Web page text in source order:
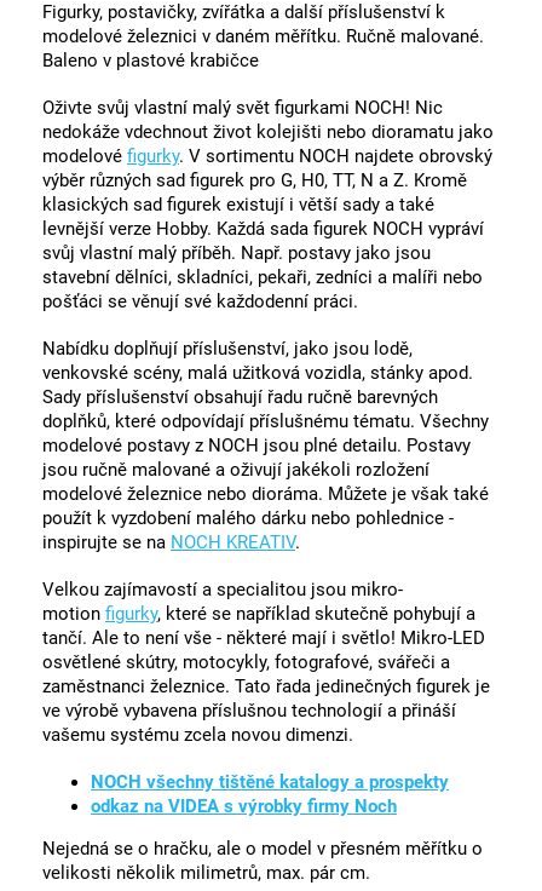
Figurky, postavičky, zvířátka a další příslušenství k
modelové železnici v daném měřítku. Ručně malované.
Baleno v plastové krabičce
Oživte svůj vlastní malý svět figurkami NOCH! Nic
nedokáže vdechnout život kolejišti nebo dioramatu jako
modelové figurky. V sortimentu NOCH najdete obrovský
výběr různých sad figurek pro G, H0, TT, N a Z. Kromě
klasických sad figurek existují i ​​větší sady a také
levnější verze Hobby. Každá sada figurek NOCH vypráví
svůj vlastní malý příběh. Např. postavy jako jsou
stavební dělníci, skladníci, pekaři, zedníci a malíři nebo
pošťáci se věnují své každodenní práci.
Nabídku doplňují příslušenství, jako jsou lodě,
venkovské scény, malá užitková vozidla, stánky apod.
Sady příslušenství obsahují řadu ručně barevných
doplňků, které odpovídají příslušnému tématu. Všechny
modelové postavy z NOCH jsou plné detailu. Postavy
jsou ručně malované a oživují jakékoli rozložení
modelové železnice nebo dioráma. Můžete je však také
použít k vyzdobení malého dárku nebo pohlednice -
inspirujte se na NOCH KREATIV.
Velkou zajímavostí a specialitou jsou mikro-
motion figurky, které se například skutečně pohybují a
tančí. Ale to není vše - některé mají i světlo! Mikro-LED
osvětlené skútry, motocykly, fotografové, svářeči a
zaměstnanci železnice. Tato řada jedinečných figurek je
ve výrobě vybavena příslušnou technologií a přináší
vašemu systému zcela novou dimenzi.
NOCH všechny tištěné katalogy a prospekty
odkaz na VIDEA s výrobky firmy Noch
Nejedná se o hračku, ale o model v přesném měřítku o
velikosti několik milimetrů, max. pár cm.